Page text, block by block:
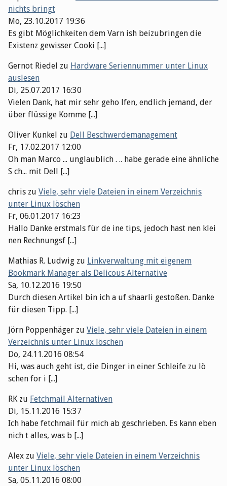
nichts bringt
Mo, 23.10.2017 19:36
Es gibt Möglichkeiten dem Varn ish beizubringen die
Existenz gewisser Cooki [...]
Gernot Riedel zu Hardware Seriennummer unter Linux
auslesen
Di, 25.07.2017 16:30
Vielen Dank, hat mir sehr geho lfen, endlich jemand, der
über flüssige Komme [...]
Oliver Kunkel zu Dell Beschwerdemanagement
Fr, 17.02.2017 12:00
Oh man Marco ... unglaublich . .. habe gerade eine ähnliche
S ch... mit Dell [...]
chris zu Viele, sehr viele Dateien in einem Verzeichnis
unter Linux löschen
Fr, 06.01.2017 16:23
Hallo Danke erstmals für de ine tips, jedoch hast nen klei
nen Rechnungsf [...]
Mathias R. Ludwig zu Linkverwaltung mit eigenem
Bookmark Manager als Delicous Alternative
Sa, 10.12.2016 19:50
Durch diesen Artikel bin ich a uf shaarli gestoßen. Danke
für diesen Tipp. [...]
Jörn Poppenhäger zu Viele, sehr viele Dateien in einem
Verzeichnis unter Linux löschen
Do, 24.11.2016 08:54
Hi, was auch geht ist, die Dinger in einer Schleife zu lö
schen for i [...]
RKzu Fetchmail Alternativen
Di, 15.11.2016 15:37
Ich habe fetchmail für mich ab geschrieben. Es kann eben
nich t alles, was b [...]
Alex zu Viele, sehr viele Dateien in einem Verzeichnis
unter Linux löschen
Sa, 05.11.2016 08:00